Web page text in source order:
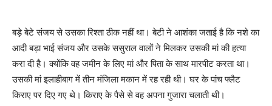
बड़े बेटे संजय से उसका रिश्ता ठीक नहीं था। बेटी ने आशंका जताई है कि नशे का
आदी बड़ा भाई संजय और उसके ससुराल वालों ने मिलकर उसकी मां की हत्या
करा दी है। क्योंकि वह जमीन के लिए मां और पिता के साथ मारपीट करता था।
उसकी मां इलाहीबाग में तीन मंजिला मकान में रह रही थी। घर के पांच फ्लैट
किराए पर दिए गए थे। किराए के पैसे से वह अपना गुजारा चलाती थी।